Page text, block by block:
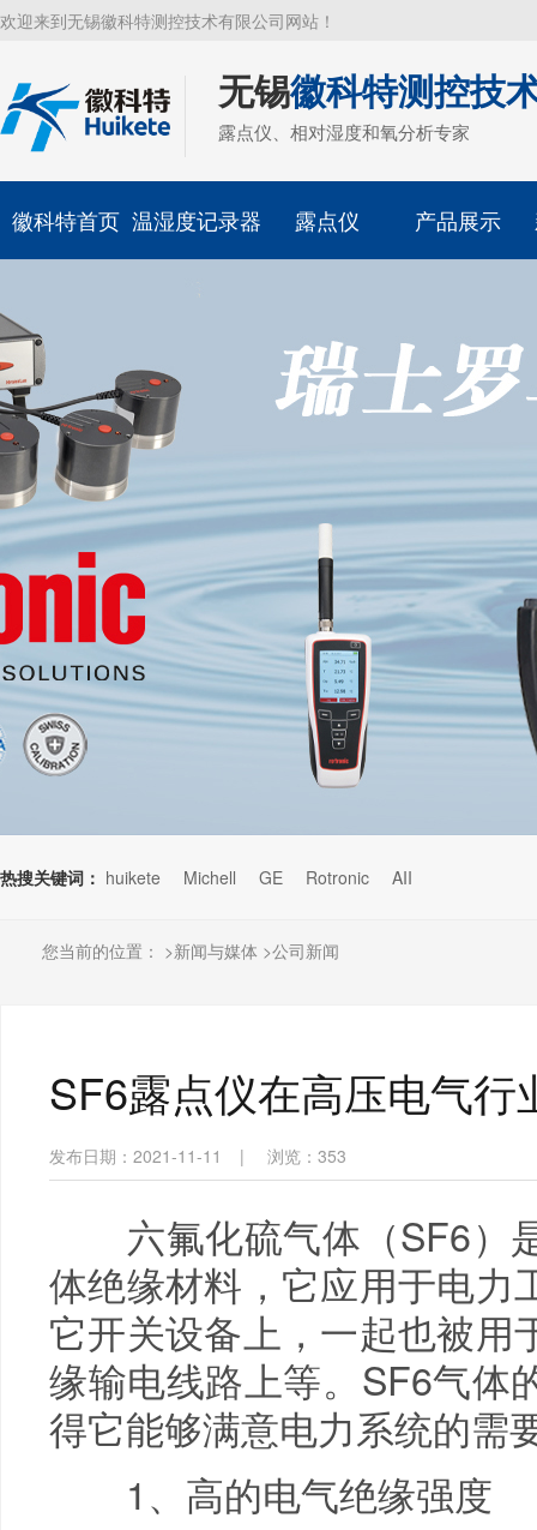
欢迎来到无锡徽科特测控技术有限公司网站！
无锡徽科特测控技
露点仪、相对湿度和氧分析专家
徽科特首页 温湿度记录器 露点仪 产品展示
热搜关键词： huikete Michell GE Rotronic AII
您当前的位置： >新闻与媒体 >公司新闻
SF6露点仪在高压电气行
发布日期：2021-11-11 | 浏览： 353
六氟化硫气体（SF6）
体绝缘材料，它应用于电力
它开关设备上，一起也被用
缘输电线路上等。SF6气体
得它能够满意电力系统的需
1、高的电气绝缘强度